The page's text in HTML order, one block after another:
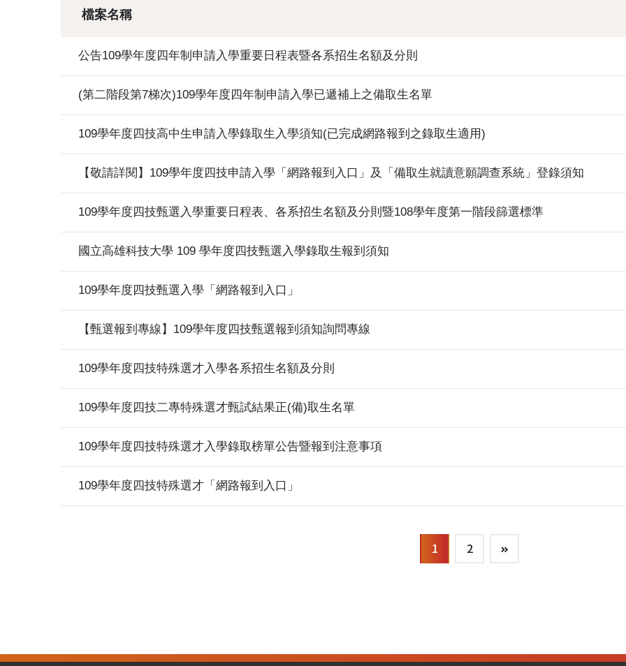
檔案名稱
公告109學年度四年制申請入學重要日程表暨各系招生名額及分則
(第二階段第7梯次)109學年度四年制申請入學已遞補上之備取生名單
109學年度四技高中生申請入學錄取生入學須知(已完成網路報到之錄取生適用)
【敬請詳閱】109學年度四技申請入學「網路報到入口」及「備取生就讀意願調查系統」登錄須知
109學年度四技甄選入學重要日程表、各系招生名額及分則暨108學年度第一階段篩選標準
國立高雄科技大學 109 學年度四技甄選入學錄取生報到須知
109學年度四技甄選入學「網路報到入口」
【甄選報到專線】109學年度四技甄選報到須知詢問專線
109學年度四技特殊選才入學各系招生名額及分則
109學年度四技二專特殊選才甄試結果正(備)取生名單
109學年度四技特殊選才入學錄取榜單公告暨報到注意事項
109學年度四技特殊選才「網路報到入口」
1 2